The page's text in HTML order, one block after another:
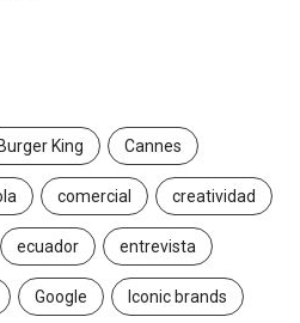
Burger King Cannes
comercial creatividad
ecuador entrevista
Google Iconic brands